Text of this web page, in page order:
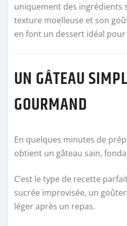
uniquement des ingrédients
texture moelleuse et son
en font un dessert idéal
UN GÂTEAU
GOURMAND
En quelques minutes de
obtient un gâteau sain,
C’est le type de recette
sucrée improvisée, un
léger après un repas.